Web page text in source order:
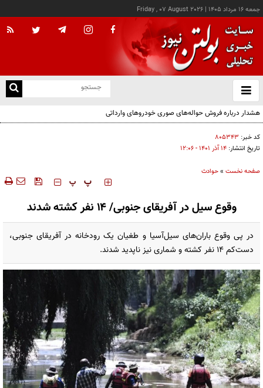
جمعه ۱۶ مرداد ۱۴۰۵ |
Friday , 07 August 2026
باز
و
کد خبر: ۸۰۵۳۴۳
تاریخ انتشار: ۱۴ آذر ۱۴۰۱ - ۱۲:۰۶
صفحه نخست »حوادث
‍‍‍ پ پ
وقوع سیل در آفریقای جنوبی/ ۱۴ نفر کشته شدند
در پی وقوع باران‌های سیل‌آسیا و طغیان یک رودخانه در آفریقای جنوبی،
دست‌کم ۱۴ نفر کشته و شماری نیز ناپدید شدند.